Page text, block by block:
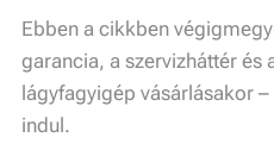
Ebben a cikkben
garancia, a szervizháttér és
lágyfagyigép vásárlásakor
indul.